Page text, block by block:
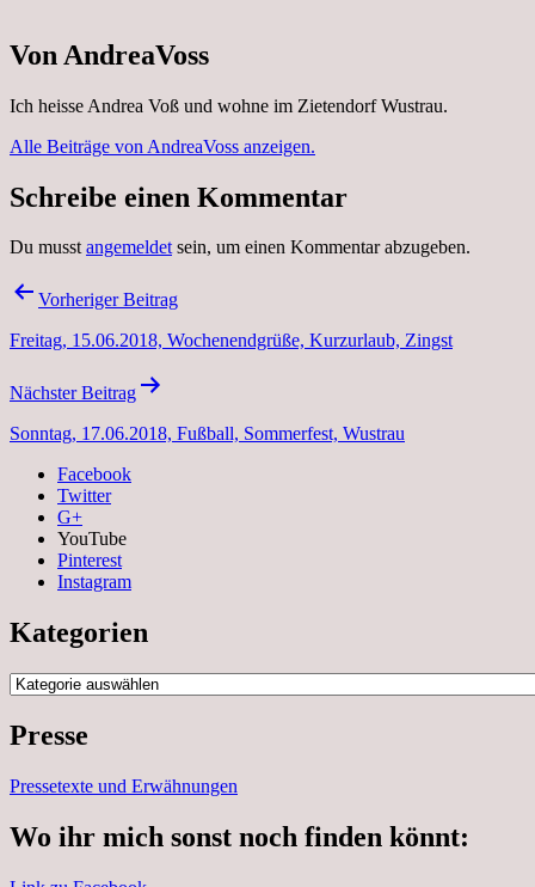
Von AndreaVoss
Ich heisse Andrea Voß und wohne im Zietendorf Wustrau.
Alle Beiträge von AndreaVoss anzeigen.
Schreibe einen Kommentar
Du musstangemeldetsein, um einen Kommentar abzugeben.
Beitragsnavigation
Vorheriger Beitrag
Freitag, 15.06.2018, Wochenendgrüße, Kurzurlaub, Zingst
Nächster Beitrag
Sonntag, 17.06.2018, Fußball, Sommerfest, Wustrau
Facebook
Twitter
G+
YouTube
Pinterest
Instagram
Kategorien
Kategorien
Presse
Pressetexte und Erwähnungen
Wo ihr mich sonst noch finden könnt: